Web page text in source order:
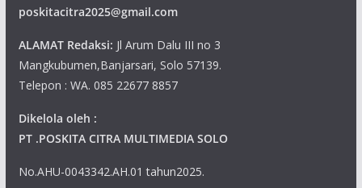
poskitacitra2025@gmail.com
ALAMAT Redaksi: Jl Arum Dalu III no 3
Mangkubumen,Banjarsari, Solo 57139.
Telepon : WA. 085 22677 8857
Dikelola oleh :
PT .POSKITA CITRA MULTIMEDIA SOLO
No.AHU-0043342.AH.01 tahun2025.